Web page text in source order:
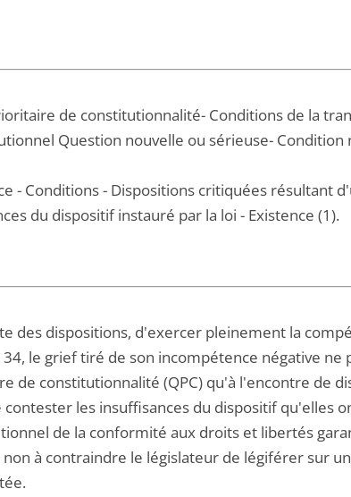
de constitutionnalité- Conditions de la
Question nouvelle ou sérieuse-
- Conditions - Dispositions critiquées résultant
du dispositif instauré par la loi - Existence (1).
des dispositions, d'exercer pleinement la
le grief tiré de son incompétence négative
de constitutionnalité (QPC) qu'à l'encontre de
les insuffisances du dispositif qu'elles
de la conformité aux droits et libertés
à contraindre le législateur de légiférer sur